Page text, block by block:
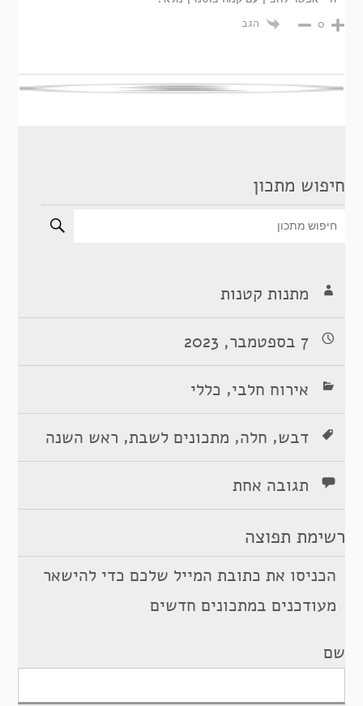
0 הגב
חיפוש מתכון
מתנות קטנות
7 בספטמבר, 2023
אירוח חלבי, כללי
דבש, חלה, מתכונים לשבת, ראש השנה
תגובה אחת
רשימת תפוצה
הכניסו את כתובת המייל שלכם כדי להישאר
מעודכנים במתכונים חדשים
שם